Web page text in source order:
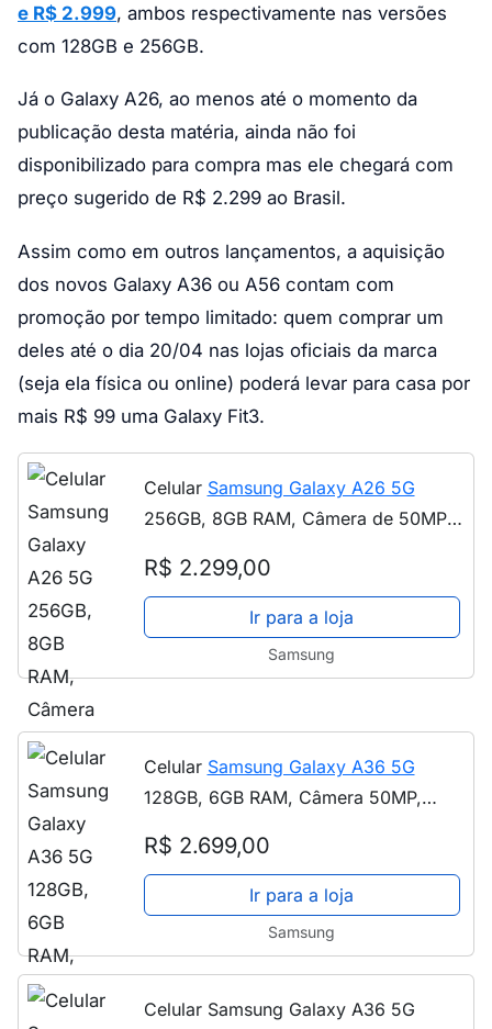
e R$ 2.999, ambos respectivamente nas versões
com 128GB e 256GB.
Já o Galaxy A26, ao menos até o momento da
publicação desta matéria, ainda não foi
disponibilizado para compra mas ele chegará com
preço sugerido de R$ 2.299 ao Brasil.
Assim como em outros lançamentos, a aquisição
dos novos Galaxy A36 ou A56 contam com
promoção por tempo limitado: quem comprar um
deles até o dia 20/04 nas lojas oficiais da marca
(seja ela física ou online) poderá levar para casa por
mais R$ 99 uma Galaxy Fit3.
Celular Samsung Galaxy A26 5G
256GB, 8GB RAM, Câmera de 50MP,
Verde
R$ 2.299,00
Ir para a loja
Samsung
Celular Samsung Galaxy A36 5G
128GB, 6GB RAM, Câmera 50MP,
Preto
R$ 2.699,00
Ir para a loja
Samsung
Celular Samsung Galaxy A36 5G